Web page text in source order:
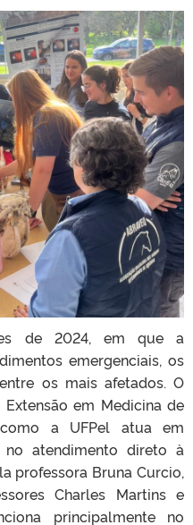
de 2024, em que a
emergenciais, os
os mais afetados. O
em Medicina de
a UFPel atua em
atendimento direto à
professora Bruna Curcio,
Charles Martins e
principalmente no